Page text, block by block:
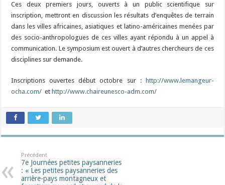
Ces deux premiers jours, ouverts à un public scientifique sur
inscription, mettront en discussion les résultats d’enquêtes de terrain
dans les villes africaines, asiatiques et latino-américaines menées par
des socio-anthropologues de ces villes ayant répondu à un appel à
communication. Le symposium est ouvert à d’autres chercheurs de ces
disciplines sur demande.
Inscriptions ouvertes début octobre sur :
http://www.lemangeur-
ocha.com/et http://www.chaireunesco-adm.com/
Précédent
7e Journées petites paysanneries
: « Les petites paysanneries des
arrière-pays montagneux et